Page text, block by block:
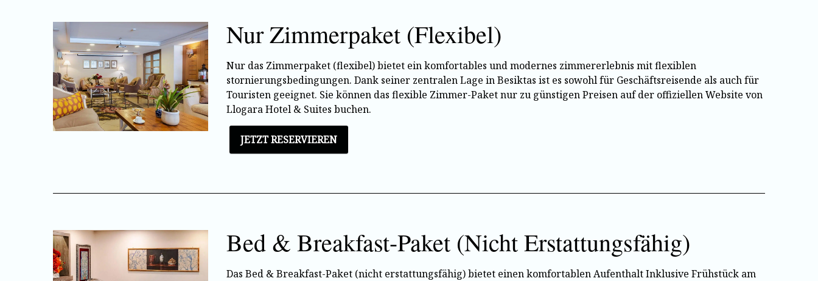
Nur Zimmerpaket (Flexibel)
Nur das Zimmerpaket (flexibel) bietet ein komfortables und modernes zimmererlebnis mit flexiblen
stornierungsbedingungen. Dank seiner zentralen Lage in Besiktas ist es sowohl für Geschäftsreisende als auch für
Touristen geeignet. Sie können das flexible Zimmer-Paket nur zu günstigen Preisen auf der offiziellen Website von
Llogara Hotel & Suites buchen.
JETZT RESERVIEREN
Bed & Breakfast-Paket (Nicht Erstattungsfähig)
Das Bed & Breakfast-Paket (nicht erstattungsfähig) bietet einen komfortablen Aufenthalt Inklusive Frühstück am